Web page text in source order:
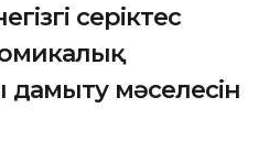
серіктес
мәселесін